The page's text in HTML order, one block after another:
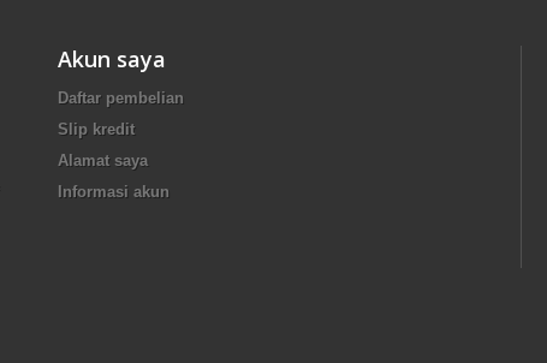
Akun saya
Daftar pembelian
Slip kredit
Alamat saya
Informasi akun